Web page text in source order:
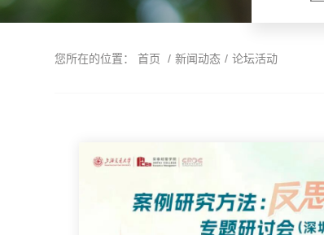
您所在的位置：首页 / 新闻动态 / 论坛活动